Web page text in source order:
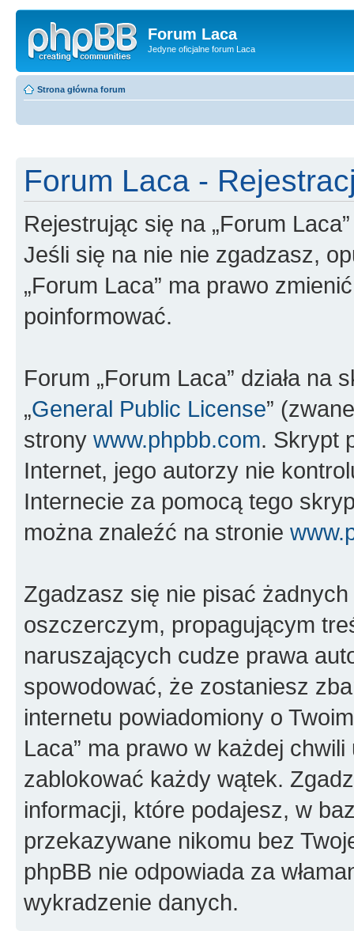
Forum Laca
Jedyne oficjalne forum Laca
Strona główna forum
Forum Laca -
Rejestrując się na „Forum
Jeśli się na nie nie zgadzasz,
„Forum Laca” ma prawo
poinformować.
Forum „Forum Laca” działa
„General Public License”
strony www.phpbb.com. Skrypt
Internet, jego autorzy nie
Internecie za pomocą tego
można znaleźć na stronie
Zgadzasz się nie pisać
oszczerczym, propagującym
naruszających cudze prawa
spowodować, że zostaniesz
internetu powiadomiony o
Laca” ma prawo w każdej
zablokować każdy wątek.
informacji, które podajesz, w
przekazywane nikomu bez
phpBB nie odpowiada za
wykradzenie danych.